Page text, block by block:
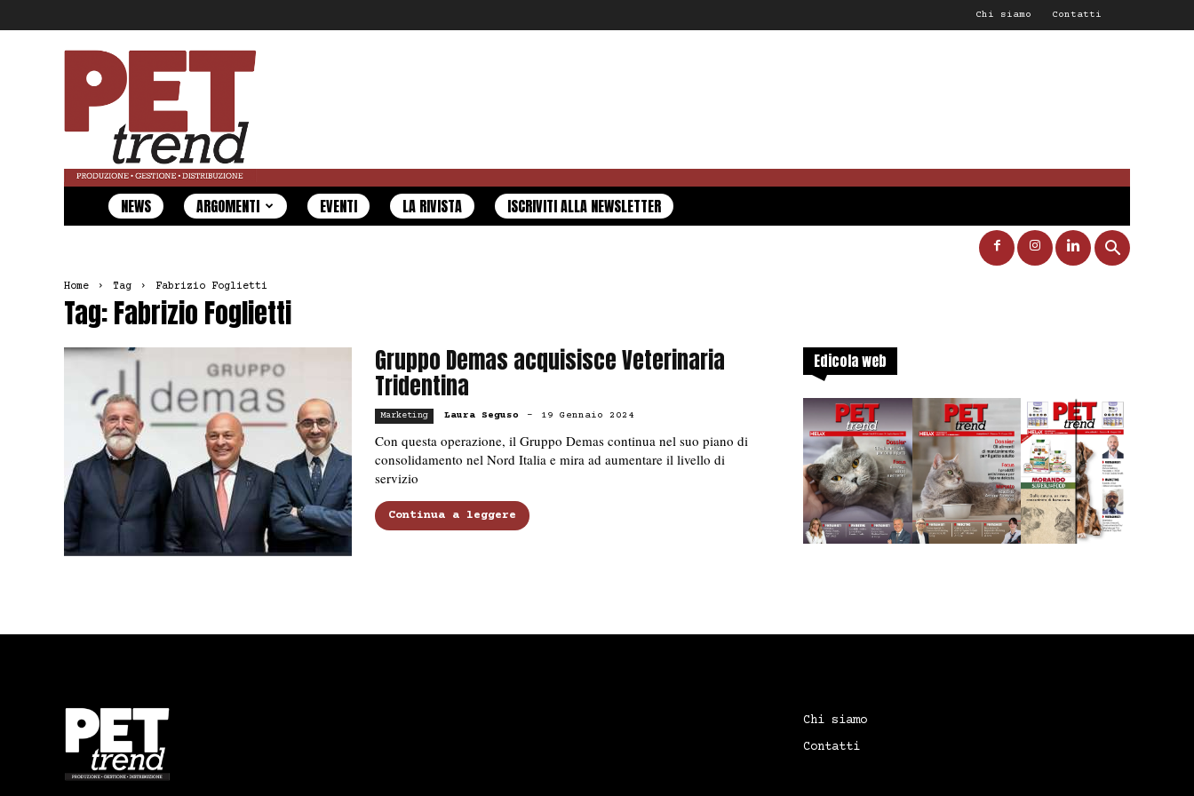
Chi siamo Contatti
Pet
Trend
NEWS ARGOMENTI EVENTI LA RIVISTA ISCRIVITI ALLA NEWSLETTER
Home Tag Fabrizio Foglietti
Tag: Fabrizio Foglietti
Gruppo Demas acquisisce Veterinaria
Tridentina
Marketing Laura Seguso - 19 Gennaio 2024
Con questa operazione, il Gruppo Demas continua nel suo piano di
consolidamento nel Nord Italia e mira ad aumentare il livello di
servizio
Continua a leggere
Edicola web
Chi siamo
Contatti